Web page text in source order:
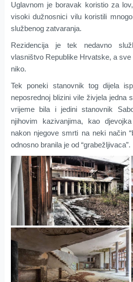
Uglavnom je boravak koristio za
visoki dužnosnici vilu koristili
službenog zatvaranja.
Rezidencija je tek nedavno
vlasništvo Republike Hrvatske, a sve
niko.
Tek poneki stanovnik tog dijela
neposrednoj blizini vile živjela jedna
vrijeme bila i jedini stanovnik
njihovim kazivanjima, kao
nakon njegove smrti na neki način
odnosno branila je od “grabežljivaca”.